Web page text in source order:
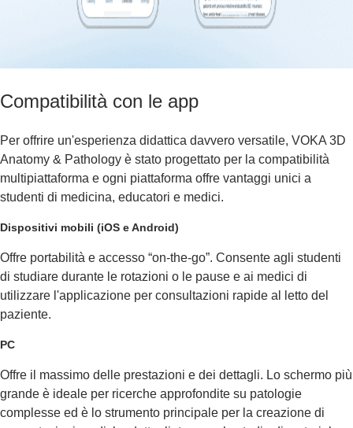
Compatibilità con le app
Per offrire un'esperienza didattica davvero versatile, VOKA 3D
Anatomy & Pathology è stato progettato per la compatibilità
multipiattaforma e ogni piattaforma offre vantaggi unici a
studenti di medicina, educatori e medici.
Dispositivi mobili (iOS e Android)
Offre portabilità e accesso “on-the-go”. Consente agli studenti
di studiare durante le rotazioni o le pause e ai medici di
utilizzare l'applicazione per consultazioni rapide al letto del
paziente.
PC
Offre il massimo delle prestazioni e dei dettagli. Lo schermo più
grande è ideale per ricerche approfondite su patologie
complesse ed è lo strumento principale per la creazione di